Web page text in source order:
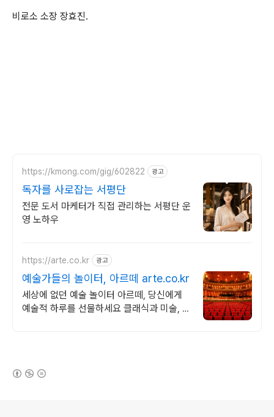
비로소 소장 장효진.
https://kmong.com/gig/602822 광고
독자를 사로잡는 서평단
전문 도서 마케터가 직접 관리하는 서평단 운
영 노하우
https://arte.co.kr 광고
예술가들의 놀이터, 아르떼 arte.co.kr
세상에 없던 예술 놀이터 아르떼, 당신에게
예술적 하루를 선물하세요 클래식과 미술, 연